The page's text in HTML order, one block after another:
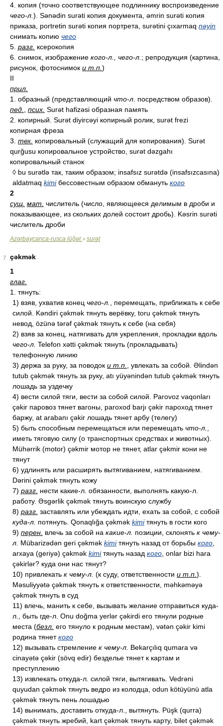
4. копия (точно соответствующее подлиннику воспроизведение
чего-л. ). Sənədin surəti копия документа, əmrin surəti копия
приказа, portretin surəti копия портрета, surətini çıxarmaq nəyin
снимать копию чего
5. разг. ксерокопия
6. снимок, изображение кого-л., чего-л. ; репродукция (картина,
рисунок, фотоснимок и т.п. )
II
прил.
1. образный (представляющий что-л. посредством образов).
пед.
псих. Surət hafizəsi образная память
2. копирный. Surət diyircəyi копирный ролик, surət frezi
копирная фреза
3. тех. копировальный (служащий для копирования). Surət
qurğusu копировальное устройство, surət dəzgahı
копировальный станок
◊ bu surətlə так, таким образом; insafsız surətdə (insafsızcasına)
aldatmaq kimiбессовестным образом обмануть кого
2
сущ. мат. числитель (число, являющееся делимым в дроби и
показывающее, из скольких долей состоит дробь). Kəsrin surəti
числитель дроби
Azərbaycanca-rusca lüğət> surət
7
çəkmək
1
глаг.
1. тянуть:
1) взяв, ухватив конец чего-л.
, перемещать, приближать к себе
силой. Kəndiri çəkmək тянуть верёвку, toru çəkmək тянуть
невод, özünə tərəf çəkmək тянуть к себе (на себя)
2) взяв за конец, натягивать для укрепления, прокладки вдоль
чего-л. Telefon xətti çəkmək тянуть (прокладывать)
телефонную линию
3) держа за руку, за поводок и т.п.
, увлекать за собой. Əlindən
tutub çəkmək тянуть за руку, atı yüyənindən tutub çəkmək тянуть
лошадь за уздечку
4) вести силой тяги, вести за собой силой. Parovoz vaqonları
çəkir паровоз тянет вагоны, paroxod barjı çəkir пароход тянет
баржу, at arabanı çəkir лошадь тянет арбу (телегу)
5) быть способным перемещаться или перемещать что-л.
иметь тяговую силу (о транспортных средствах и животных).
Mühərrik (motor) çəkmir мотор не тянет, atlar çəkmir кони не
тянут
6) удлинять или расширять вытягиванием, натягиванием.
Dərini çəkmək тянуть кожу
7) разг. нести какие-л. обязанности, выполнять какую-л.
работу. Əsgərlik çəkmək тянуть воинскую службу
8) разг. заставлять или убеждать идти, ехать за собой, с собой
куда-л. потянуть. Qonaqlığa çəkmək kimiтянуть в гости кого
9) перен. влечь за собой на какие-л. позиции, склонять к чему-
л. Mübarizədən geri çəkmək kimiтянуть назад от борьбы кого
arxaya (geriyə) çəkmək kimiтянуть назад кого , onlar bizi hara
çəkirlər? куда они нас тянут?
10) привлекать к чему-л. (к суду, ответственности и т.п. ).
Məsuliyyətə çəkmək тянуть к ответственности, məhkəməyə
çəkmək тянуть в суд
11) влечь, манить к себе, вызывать желание отправиться куда-
л., быть где-л. Onu doğma yerlər çəkirdi его тянули родные
места (безл. его тянуло к родным местам), vətən çəkir kimi
родина тянеткого
12) вызывать стремление к чему-л. Bekarçılıq qumara və
cinayətə çəkir (sövq edir) безделье тянет к картам и
преступлению
13) извлекать откуда-л. силой тяги, вытягивать. Vedrəni
quyudan çəkmək тянуть ведро из колодца, odun kötüyünü atla
çəkmək тянуть пень лошадью
14) вынимать, доставить откуда-л., вытянуть. Püşk (qurra)
çəkmək тянуть жребий, kart çəkmək тянуть карту, bilet çəkmək